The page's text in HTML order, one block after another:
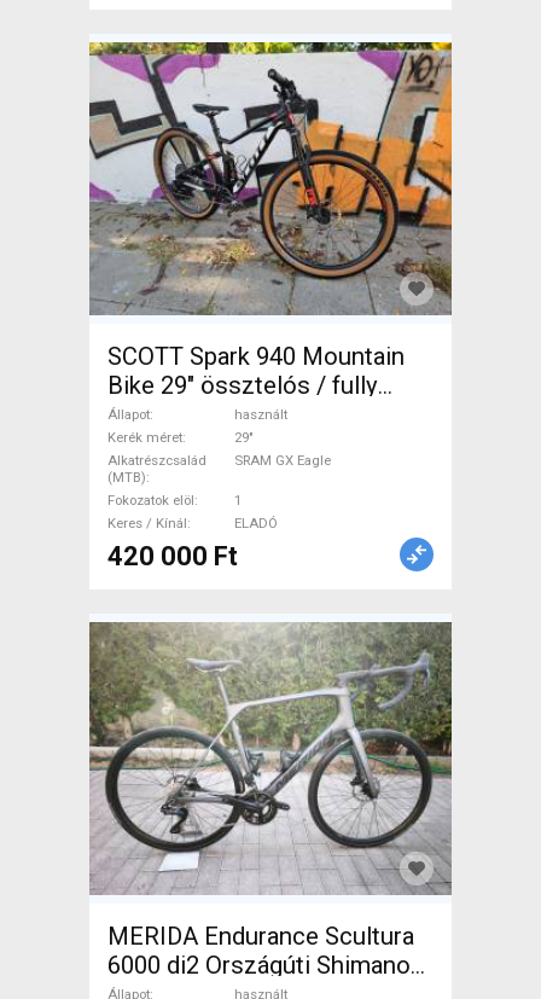
SCOTT Spark 940 Mountain
Bike 29" össztelós / fully
SRAM GX Eagle használt
ELADÓ
Állapot
használt
Kerék méret
29"
Alkatrészcsalád
(MTB)
SRAM GX Eagle
Fokozatok elöl
1
Keres / Kínál
ELADÓ
420 000 Ft
MERIDA Endurance Scultura
6000 di2 Országúti Shimano
Állapot
használt